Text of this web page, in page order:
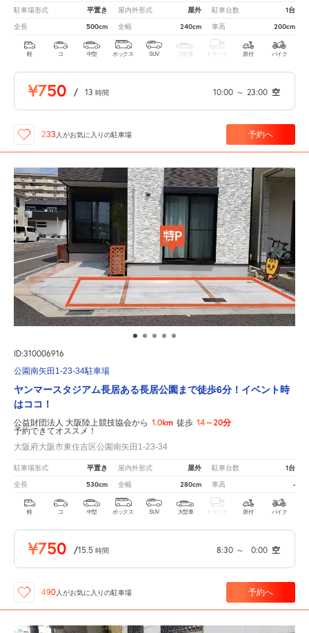
駐車場形式 平置き 屋内外形式 屋外 駐車台数 1台
全長 500cm 全幅 240cm 車高 200cm
軽 コ 中型 ボックス SUV 大型車 トラック 原付 バイク
¥750 / 13 時間 10:00 ～ 23:00 空
233人がお気に入りの駐車場 予約へ
ID:310006916
公園南矢田1-23-34駐車場
ヤンマースタジアム長居ある長居公園まで徒歩6分！イベント時
はココ！
公益財団法人 大阪陸上競技協会から 1.0km 徒歩 14～20分
予約できてオススメ！
大阪府大阪市東住吉区公園南矢田1-23-34
駐車場形式 平置き 屋内外形式 屋外 駐車台数 1台
全長 530cm 全幅 280cm 車高 -
軽 コ 中型 ボックス SUV 大型車 トラック 原付 バイク
¥750 /15.5 時間 8:30 ～ 0:00 空
490人がお気に入りの駐車場 予約へ